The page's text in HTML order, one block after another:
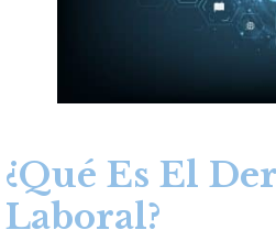
¿Qué Es El
Laboral?